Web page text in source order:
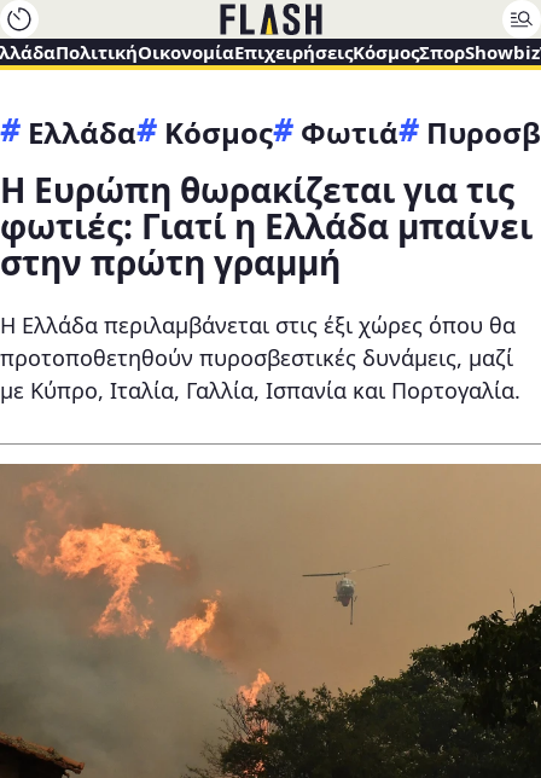
ΠολιτικήΟικονομίαΕπιχειρήσειςΚόσμοςΣπορShowbiz
Ελλάδα Κόσμος Φωτιά
Η Ευρώπη θωρακίζεται για τις
φωτιές: Γιατί η Ελλάδα μπαίνει
στην πρώτη γραμμή
Η Ελλάδα περιλαμβάνεται στις έξι χώρες όπου θα
προτοποθετηθούν πυροσβεστικές δυνάμεις, μαζί
με Κύπρο, Ιταλία, Γαλλία, Ισπανία και Πορτογαλία.